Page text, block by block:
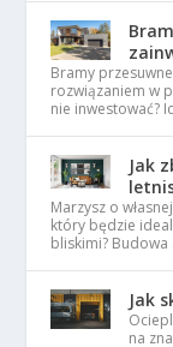
Bramy
rozwiązaniem w
nie inwestować?
Jak
Marzysz o
który będzie
bliskimi? Budowa
Jak
na